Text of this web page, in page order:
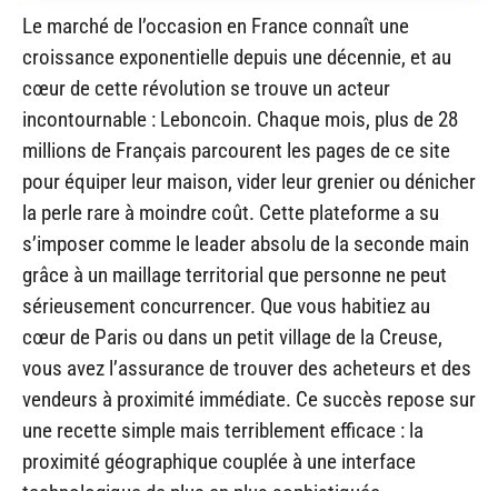
Le marché de l’occasion en France connaît une
croissance exponentielle depuis une décennie, et au
cœur de cette révolution se trouve un acteur
incontournable : Leboncoin. Chaque mois, plus de 28
millions de Français parcourent les pages de ce site
pour équiper leur maison, vider leur grenier ou dénicher
la perle rare à moindre coût. Cette plateforme a su
s’imposer comme le leader absolu de la seconde main
grâce à un maillage territorial que personne ne peut
sérieusement concurrencer. Que vous habitiez au
cœur de Paris ou dans un petit village de la Creuse,
vous avez l’assurance de trouver des acheteurs et des
vendeurs à proximité immédiate. Ce succès repose sur
une recette simple mais terriblement efficace : la
proximité géographique couplée à une interface